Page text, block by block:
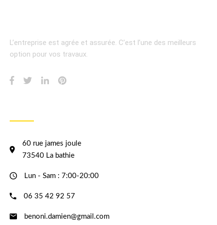
L’entreprise est agrée et assurée. C’est l’une des meilleurs
option pour vos travaux.
60 rue james joule
73540 La bathie
Lun - Sam : 7:00-20:00
06 35 42 92 57
benoni.damien@gmail.com